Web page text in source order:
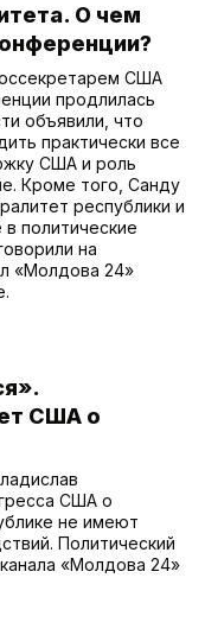
О чем
США
продлилась
объявили, что
практически все
США и роль
Кроме того, Санду
республики и
политические
на
«Молдова 24»
США о
США о
не имеют
Политический
«Молдова 24»